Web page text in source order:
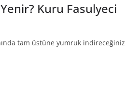
Kuru Fasulyeci
tam üstüne yumruk indireceğiniz